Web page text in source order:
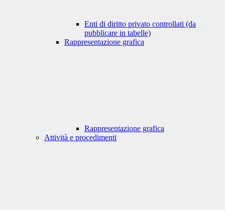
Enti di diritto privato controllati (da
pubblicare in tabelle)
Rappresentazione grafica
Rappresentazione grafica
Attività e procedimenti